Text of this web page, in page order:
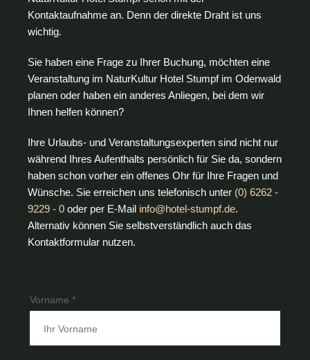
Kontaktaufnahme an. Denn der direkte Draht ist uns
wichtig.
Sie haben eine Frage zu Ihrer Buchung, möchten eine
Veranstaltung im NaturKultur Hotel Stumpf im Odenwald
planen oder haben ein anderes Anliegen, bei dem wir
Ihnen helfen können?
Ihre Urlaubs- und Veranstaltungsexperten sind nicht nur
während Ihres Aufenthalts persönlich für Sie da, sondern
haben schon vorher ein offenes Ohr für Ihre Fragen und
Wünsche. Sie erreichen uns telefonisch unter (0) 6262 -
9229 - 0 oder per E-Mail info@hotel-stumpf.de.
Alternativ können Sie selbstverständlich auch das
Kontaktformular nutzen.
Vorname *